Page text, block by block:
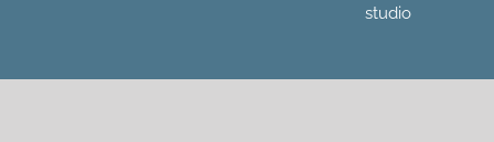
studio